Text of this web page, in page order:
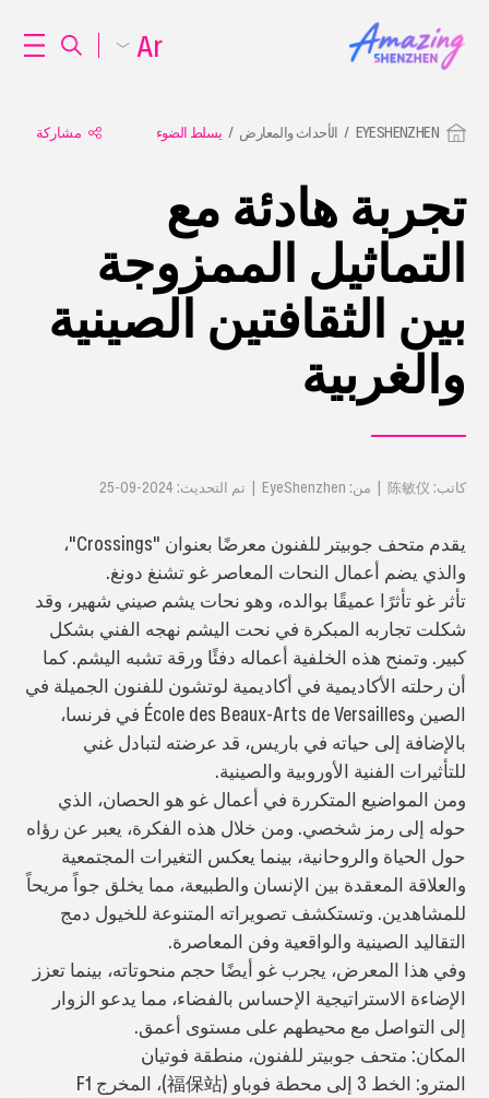
EYESHENZHEN الأحداث والمعارض يسلط الضوء مشاركة
تجربة هادئة مع
التماثيل الممزوجة
بين الثقافتين الصينية
والغربية
كاتب: 陈敏仪 | من: EyeShenzhen | تم التحديث: 2024-09-25
يقدم متحف جوبيتر للفنون معرضًا بعنوان "Crossings"،
والذي يضم أعمال النحات المعاصر غو تشنغ دونغ.
تأثر غو تأثرًا عميقًا بوالده، وهو نحات يشم صيني شهير، وقد
شكلت تجاربه المبكرة في نحت اليشم نهجه الفني بشكل
كبير. وتمنح هذه الخلفية أعماله دفئًا ورقة تشبه اليشم. كما
أن رحلته الأكاديمية في أكاديمية لوتشون للفنون الجميلة في
الصين وÉcole des Beaux-Arts de Versailles في فرنسا،
بالإضافة إلى حياته في باريس، قد عرضته لتبادل غني
للتأثيرات الفنية الأوروبية والصينية.
ومن المواضيع المتكررة في أعمال غو هو الحصان، الذي
حوله إلى رمز شخصي. ومن خلال هذه الفكرة، يعبر عن رؤاه
حول الحياة والروحانية، بينما يعكس التغيرات المجتمعية
والعلاقة المعقدة بين الإنسان والطبيعة، مما يخلق جواً مريحاً
للمشاهدين. وتستكشف تصويراته المتنوعة للخيول دمج
التقاليد الصينية والواقعية وفن المعاصرة.
وفي هذا المعرض، يجرب غو أيضًا حجم منحوتاته، بينما تعزز
الإضاءة الاستراتيجية الإحساس بالفضاء، مما يدعو الزوار
إلى التواصل مع محيطهم على مستوى أعمق.
المكان: متحف جوبيتر للفنون، منطقة فوتيان
المترو: الخط 3 إلى محطة فوباو (福保站)، المخرج F1
Ar